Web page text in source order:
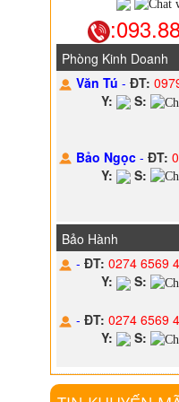
Phòng Kinh Doanh
Văn Tú-ĐT:
Y:
S:
Bảo Ngọc-ĐT:
Y:
S:
Bảo Hành
-ĐT: 0274 6569
Y:
S:
-ĐT: 0274 6569
Y:
S: